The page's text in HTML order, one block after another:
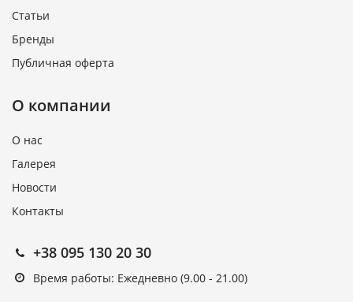
Статьи
Бренды
Публичная оферта
О компании
О нас
Галерея
Новости
Контакты
+38 095 130 20 30
Время работы: Ежедневно (9.00 - 21.00)